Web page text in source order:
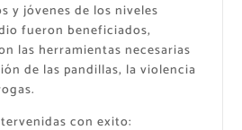
y jóvenes de los niveles
fueron beneficiados,
las herramientas necesarias
de las pandillas, la violencia
con exito: